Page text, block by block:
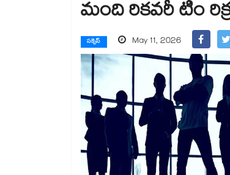
మంది రికవరీ టీం
సక్సెస్ May 11, 2026